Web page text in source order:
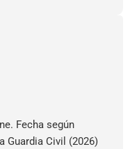
Fecha según
Guardia Civil (2026)